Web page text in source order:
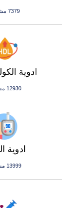
7379 مشاهدة
ادوية
12930 مشاهدة
ادوية
13999 مشاهدة